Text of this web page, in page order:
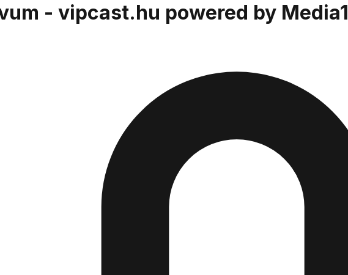
- vipcast.hu powered by Media1